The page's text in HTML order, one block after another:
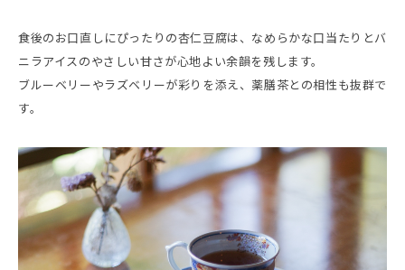
食後のお口直しにぴったりの杏仁豆腐は、なめらかな口当たりとバ
ニラアイスのやさしい甘さが心地よい余韻を残します。
ブルーベリーやラズベリーが彩りを添え、薬膳茶との相性も抜群で
す。